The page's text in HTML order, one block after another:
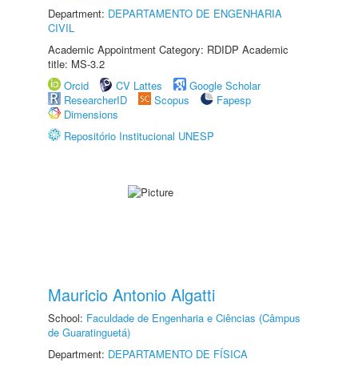
Department: DEPARTAMENTO DE ENGENHARIA
CIVIL
Academic Appointment Category: RDIDP Academic
title: MS-3.2
Orcid
CV Lattes
Google Scholar
ResearcherID
Scopus
Fapesp
Dimensions
Repositório Institucional UNESP
Mauricio Antonio Algatti
School: Faculdade de Engenharia e Ciências (Câmpus
de Guaratinguetá)
Department: DEPARTAMENTO DE FÍSICA